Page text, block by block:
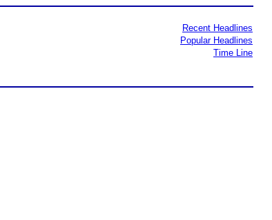
Recent Headlines
Popular Headlines
Time Line